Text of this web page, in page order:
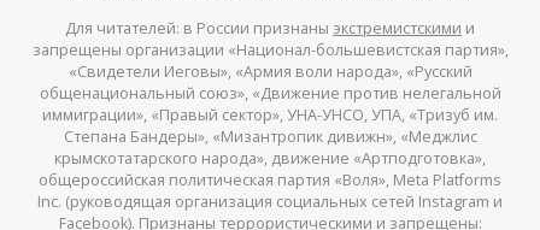
Для читателей: в России признаны экстремистскими и
запрещены организации «Национал-большевистская партия»,
«Свидетели Иеговы», «Армия воли народа», «Русский
общенациональный союз», «Движение против нелегальной
иммиграции», «Правый сектор», УНА-УНСО, УПА, «Тризуб им.
Степана Бандеры», «Мизантропик дивижн», «Меджлис
крымскотатарского народа», движение «Артподготовка»,
общероссийская политическая партия «Воля», Meta Platforms
Inc. (руководящая организация социальных сетей Instagram и
Facebook). Признаны террористическими и запрещены: